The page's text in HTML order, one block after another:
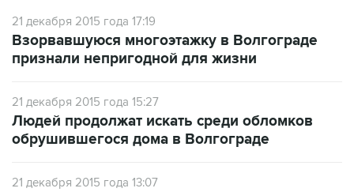
21 декабря 2015 года 17:19
Взорвавшуюся многоэтажку в Волгограде
признали непригодной для жизни
21 декабря 2015 года 15:27
Людей продолжат искать среди обломков
обрушившегося дома в Волгограде
21 декабря 2015 года 13:07